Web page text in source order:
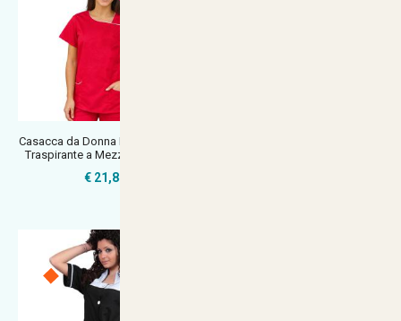
Casacca da Donna Professionale
Traspirante a Mezze Maniche c
€ 21,84